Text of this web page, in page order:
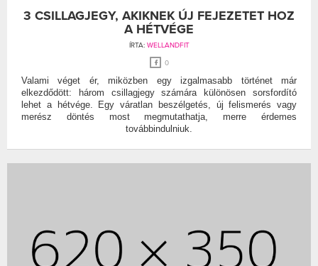
3 CSILLAGJEGY, AKIKNEK ÚJ FEJEZETET HOZ
A HÉTVÉGE
ÍRTA: WELLANDFIT
0
Valami véget ér, miközben egy izgalmasabb történet már
elkezdődött: három csillagjegy számára különösen sorsfordító
lehet a hétvége. Egy váratlan beszélgetés, új felismerés vagy
merész döntés most megmutathatja, merre érdemes
továbbindulniuk.